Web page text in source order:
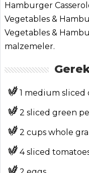
ANASAYFA
Hamburger
Vegetables &
Vegetables &
malzemeler.
1 medium sliced
2 sliced green
2 cups whole
4 sliced